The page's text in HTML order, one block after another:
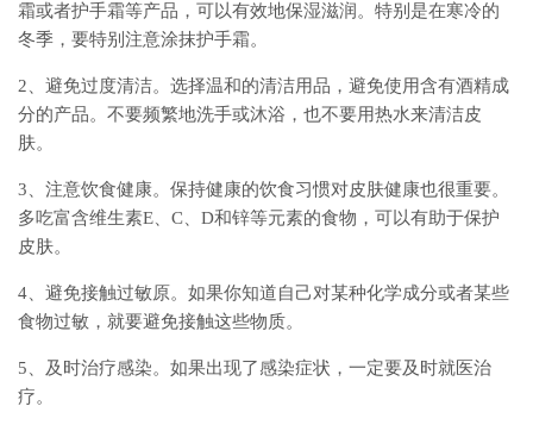
霜或者护手霜等产品，可以有效地保湿滋润。特别是在寒冷的
冬季，要特别注意涂抹护手霜。
2、避免过度清洁。选择温和的清洁用品，避免使用含有酒精成
分的产品。不要频繁地洗手或沐浴，也不要用热水来清洁皮
肤。
3、注意饮食健康。保持健康的饮食习惯对皮肤健康也很重要。
多吃富含维生素E、C、D和锌等元素的食物，可以有助于保护
皮肤。
4、避免接触过敏原。如果你知道自己对某种化学成分或者某些
食物过敏，就要避免接触这些物质。
5、及时治疗感染。如果出现了感染症状，一定要及时就医治
疗。